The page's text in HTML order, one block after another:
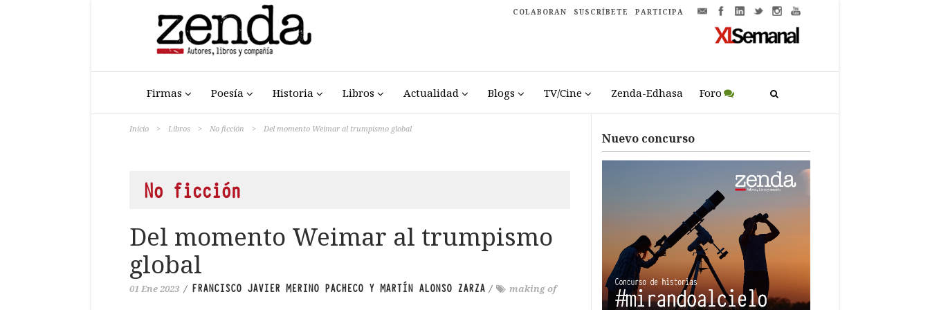
COLABORAN SUSCRÍBETE PARTICIPA
Firmas Poesía Historia Libros Actualidad Blogs TV/Cine Zenda-Edhasa Foro
Inicio > Libros > No ficción > Del momento Weimar al trumpismo global
No ficción
Del momento Weimar al trumpismo
global
01 Ene 2023 / FRANCISCO JAVIER MERINO PACHECO Y MARTÍN ALONSO ZARZA / making of
Nuevo concurso